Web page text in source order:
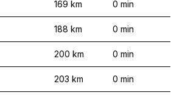
169 km 0 min
188 km 0 min
200 km 0 min
203 km 0 min